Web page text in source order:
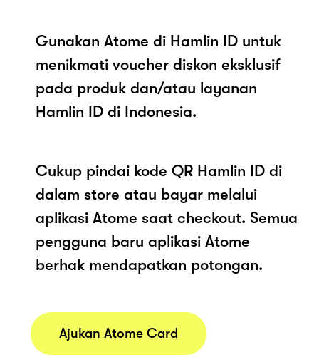
Gunakan Atome di Hamlin ID untuk
menikmati voucher diskon eksklusif
pada produk dan/atau layanan
Hamlin ID di Indonesia.
Cukup pindai kode QR Hamlin ID di
dalam store atau bayar melalui
aplikasi Atome saat checkout. Semua
pengguna baru aplikasi Atome
berhak mendapatkan potongan.
Ajukan Atome Card